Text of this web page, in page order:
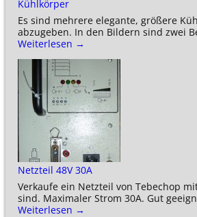
Kühlkörper
Es sind mehrere elegante, größere
abzugeben. In den Bildern sind zwei
Weiterlesen →
Netzteil 48V 30A
Verkaufe ein Netzteil von Tebechop
sind. Maximaler Strom 30A. Gut
Weiterlesen →